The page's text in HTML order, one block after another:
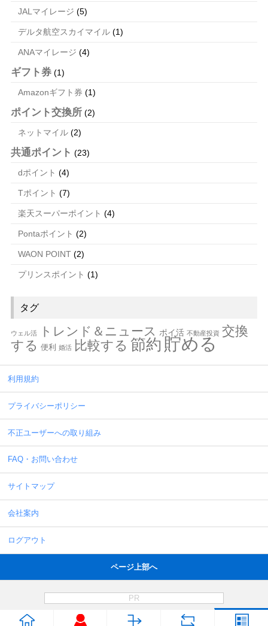
JALマイレージ (5)
デルタ航空スカイマイル(1)
ANAマイレージ (4)
ギフト券(1)
Amazonギフト券 (1)
ポイント交換所(2)
ネットマイル(2)
共通ポイント (23)
dポイント (4)
Tポイント (7)
楽天スーパーポイント (4)
Pontaポイント (2)
WAON POINT(2)
プリンスポイント (1)
タグ
ウェル活 トレンド＆ニュース ポイ活 不動産投資 交換
する 便利 婚活 比較する 節約 貯める
利用規約
プライバシーポリシー
不正ユーザーへの取り組み
FAQ・お問い合わせ
サイトマップ
会社案内
ログアウト
ページ上部へ
PR